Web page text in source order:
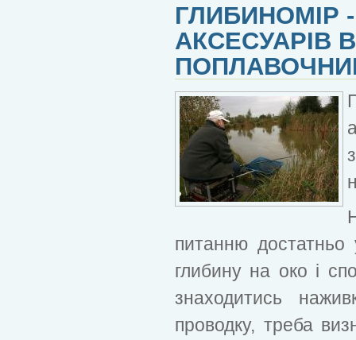
ГЛИБИНОМІР
АКСЕСУАРІВ
питанню достатньо
глибину на око і
знаходитись
проводку, треба